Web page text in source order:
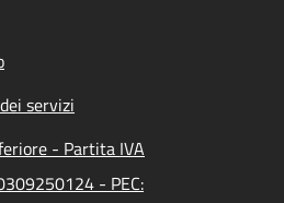
servizi
- Partita IVA
- PEC: